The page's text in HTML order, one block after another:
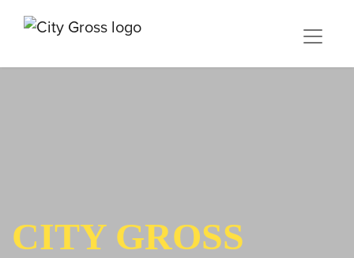
CITY GROSS